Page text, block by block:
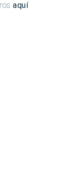
aquí